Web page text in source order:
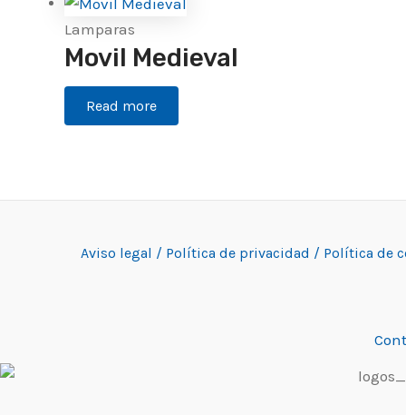
Lamparas
Movil Medieval
Read more
Aviso legal / Política de privacidad / Política de